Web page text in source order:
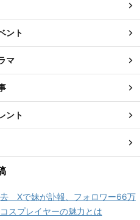
ント
マ
ント
Xで妹が訃報、フォロワー66万
スプレイヤーの魅力とは